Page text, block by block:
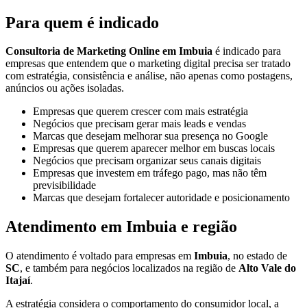
Para quem é indicado
Consultoria de Marketing Online em Imbuia é indicado para
empresas que entendem que o marketing digital precisa ser tratado
com estratégia, consistência e análise, não apenas como postagens,
anúncios ou ações isoladas.
Empresas que querem crescer com mais estratégia
Negócios que precisam gerar mais leads e vendas
Marcas que desejam melhorar sua presença no Google
Empresas que querem aparecer melhor em buscas locais
Negócios que precisam organizar seus canais digitais
Empresas que investem em tráfego pago, mas não têm
previsibilidade
Marcas que desejam fortalecer autoridade e posicionamento
Atendimento em Imbuia e região
O atendimento é voltado para empresas em Imbuia, no estado de
SC, e também para negócios localizados na região de Alto Vale do
Itajaí.
A estratégia considera o comportamento do consumidor local, a